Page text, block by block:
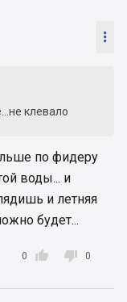

клевало
по фидеру
воды... и
и летняя
будет...

0  0